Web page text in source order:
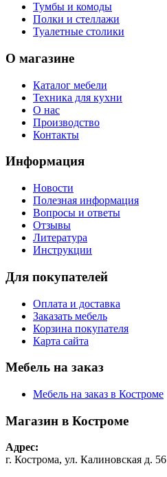
Тумбы и комоды
Полки и стеллажи
Туалетные столики
О магазине
Каталог мебели
Техника для кухни
О нас
Производство
Контакты
Информация
Новости
Полезная информация
Вопросы и ответы
Отзывы
Литература
Инструкции
Для покупателей
Оплата и доставка
Заказать мебель
Корзина покупателя
Карта сайта
Мебель на заказ
Мебель на заказ в Костроме
Магазин в Костроме
Адрес:
г. Кострома, ул. Калиновская д. 56